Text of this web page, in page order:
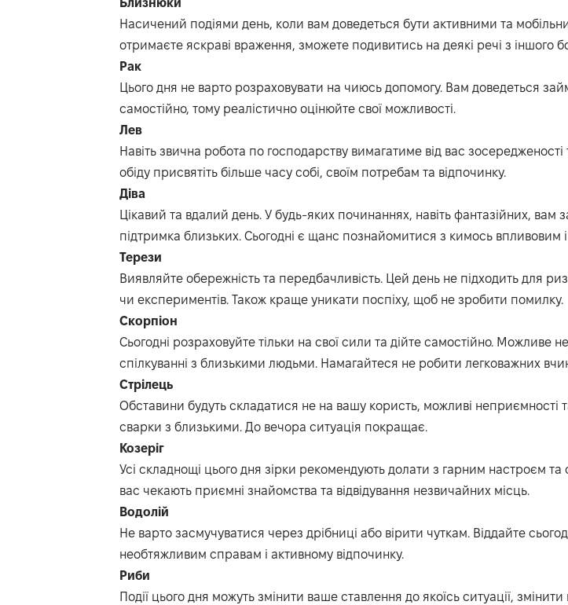
Близнюки
Насичений подіями день, коли вам доведеться бути активними та
отримаєте яскраві враження, зможете подивитись на деякі речі з іншого
Рак
Цього дня не варто розраховувати на чиюсь допомогу. Вам доведеться
самостійно, тому реалістично оцінюйте свої можливості.
Лев
Навіть звична робота по господарству вимагатиме від вас зосередженості
обіду присвятіть більше часу собі, своїм потребам та відпочинку.
Діва
Цікавий та вдалий день. У будь-яких починаннях, навіть фантазійних, вам
підтримка близьких. Сьогодні є щанс познайомитися з кимось впливовим
Терези
Виявляйте обережність та передбачливість. Цей день не підходить для
чи експериментів. Також краще уникати поспіху, щоб не зробити помилку.
Скорпіон
Сьогодні розраховуйте тільки на свої сили та дійте самостійно. Можливе
спілкуванні з близькими людьми. Намагайтеся не робити легковажних
Стрілець
Обставини будуть складатися не на вашу користь, можливі неприємності
сварки з близькими. До вечора ситуація покращає.
Козеріг
Усі складнощі цього дня зірки рекомендують долати з гарним настроєм та
вас чекають приємні знайомства та відвідування незвичайних місць.
Водолій
Не варто засмучуватися через дрібниці або вірити чуткам. Віддайте
необтяжливим справам і активному відпочинку.
Риби
Події цього дня можуть змінити ваше ставлення до якоїсь ситуації,